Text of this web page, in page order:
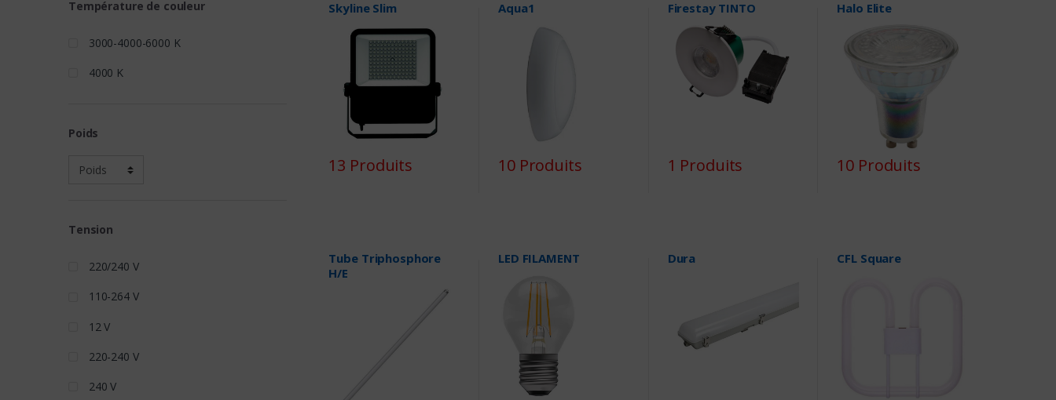
Skyline Slim
13 Produits
Aqua1
10 Produits
Firestay TINTO
1 Produits
Halo Elite
10 Produits
Tube Triphosphore
H/E
LED FILAMENT Dura CFL Square
Température de couleur
3000-4000-6000 K
4000 K
Poids
Tension
220/240 V
110-264 V
12 V
220-240 V
240 V